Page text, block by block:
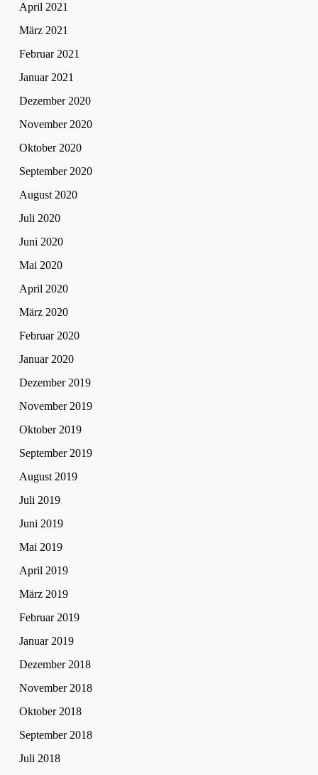
April 2021
März 2021
Februar 2021
Januar 2021
Dezember 2020
November 2020
Oktober 2020
September 2020
August 2020
Juli 2020
Juni 2020
Mai 2020
April 2020
März 2020
Februar 2020
Januar 2020
Dezember 2019
November 2019
Oktober 2019
September 2019
August 2019
Juli 2019
Juni 2019
Mai 2019
April 2019
März 2019
Februar 2019
Januar 2019
Dezember 2018
November 2018
Oktober 2018
September 2018
Juli 2018